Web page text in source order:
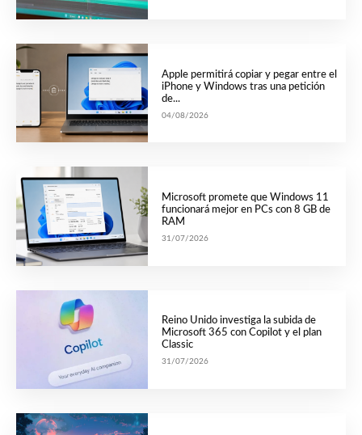
Apple permitirá copiar y pegar entre el
iPhone y Windows tras una petición
de...
04/08/2026
Microsoft promete que Windows 11
funcionará mejor en PCs con 8 GB de
RAM
31/07/2026
Reino Unido investiga la subida de
Microsoft 365 con Copilot y el plan
Classic
31/07/2026